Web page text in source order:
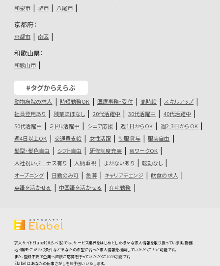
和泉市
堺市 八尾市
京都府：
京都市 南区
和歌山県：
和歌山市
#タグからえらぶ
動物病院の求人 時短勤務OK 医療事務・受付 高時給
スキルアップ
社員登用あり
残業ほぼなし 20代活躍中 30代活躍中
40代活躍中
50代活躍中
ミドル活躍中 シニア応援 週1日からOK
週2,3日からOK
週4日以上OK
交通費支給 女性活躍 制服貸与
服装自由
髪型・髪色自由
シフト自由 研修制度充実
WワークOK
入社祝いボーナス有り
人柄重視 まかないあり
転勤なし
オープニング
日勤のみ可 急募 キャリアチェンジ
飲食の求人
英語を活かせる
中国語を活かせる 在宅勤務
求人サイトElabel（えらべる）では、サービス業界をはじめとした様々な求人情報を取り扱っています。勤務
地・職種・こだわり条件などあなたの希望に合った求人情報を検索していただくことが可能です。
また、登録不要で企業へ直接ご応募を行っていただくことが可能です。
Elabelはあなたの仕事さがしをお手伝いいたします。